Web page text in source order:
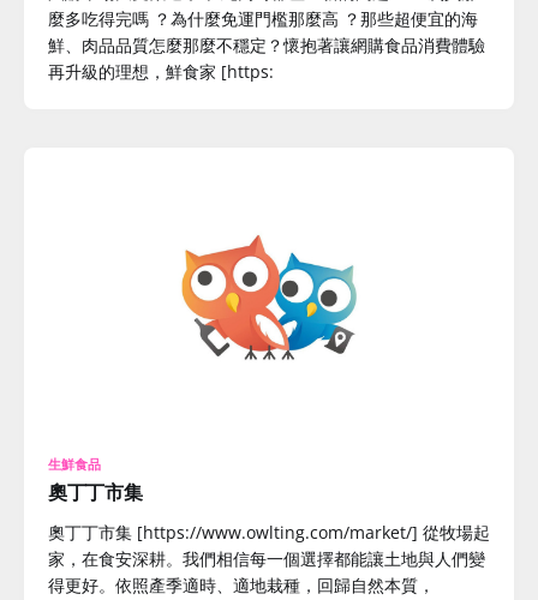
麼多吃得完嗎 ？為什麼免運門檻那麼高 ？那些超便宜的海
鮮、肉品品質怎麼那麼不穩定？懷抱著讓網購食品消費體驗
再升級的理想，鮮食家 [https:
生鮮食品
奧丁丁市集
奧丁丁市集 [https://www.owlting.com/market/] 從牧場起
家，在食安深耕。我們相信每一個選擇都能讓土地與人們變
得更好。依照產季適時、適地栽種，回歸自然本質，